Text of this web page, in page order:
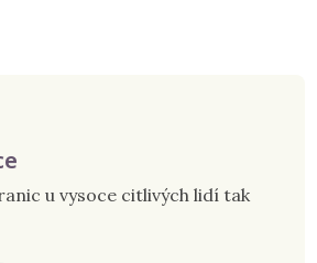
u vysoce citlivých lidí tak